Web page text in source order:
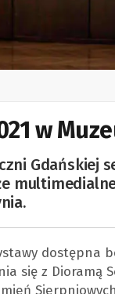
w
Gdańskiej
dostępna
się z Dioramą